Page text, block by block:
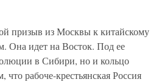
призыв из Москвы к китайскому
Она идет на Восток. Под ее
в Сибири, но и кольцо
рабоче-крестьянская Россия